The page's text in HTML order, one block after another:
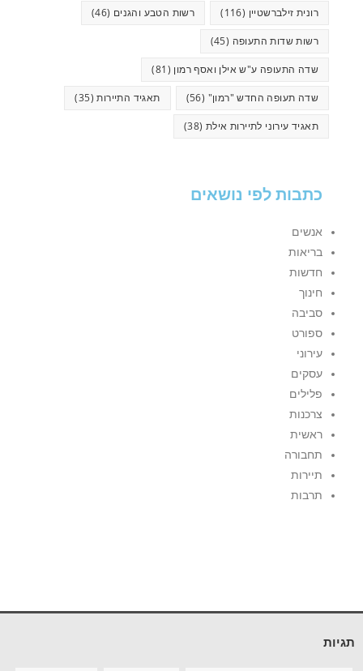
רונית זילברשטיין (116) רשות הטבע והגנים (46)
רשות שדות התעופה (45)
שדה התעופה ע"ש אילן ואסף רמון (81)
שדה תעופה החדש "רמון" (56) תאגיד התיירות(35)
תאגיד עירוני לתיירות אילת (38)
כתבות לפי נושאים
אנשים
בריאות
חדשות
חינוך
סביבה
ספורט
עירוני
עסקים
פלילים
צרכנות
ראשית
תחבורה
תיירות
תרבות
תגיות